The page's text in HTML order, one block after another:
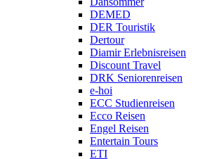
DEMED
DER Touristik
Dertour
Diamir Erlebnisreisen
Discount Travel
DRK Seniorenreisen
e-hoi
ECC Studienreisen
Ecco Reisen
Engel Reisen
Entertain Tours
ETI